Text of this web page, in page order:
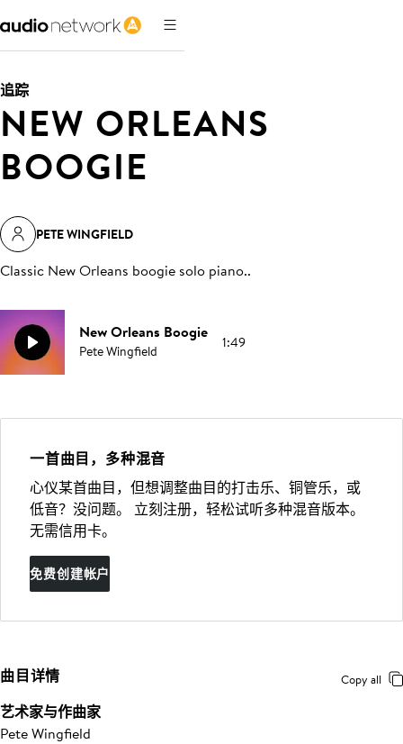
追踪
NEW ORLEANS
BOOGIE
PETE WINGFIELD
Classic New Orleans boogie solo piano..
New Orleans Boogie
Pete Wingfield 1:49
一首曲目，多种混音
心仪某首曲目，但想调整曲目的打击乐、铜管乐，或
低音？没问题。 立刻注册，轻松试听多种混音版本。
无需信用卡。
免费创建帐户
曲目详情 Copy all
艺术家与作曲家
Pete Wingfield